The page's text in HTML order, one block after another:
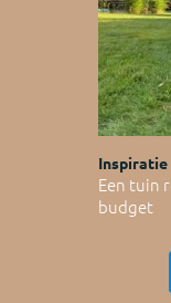
Inspiratie
Een tuin
budget